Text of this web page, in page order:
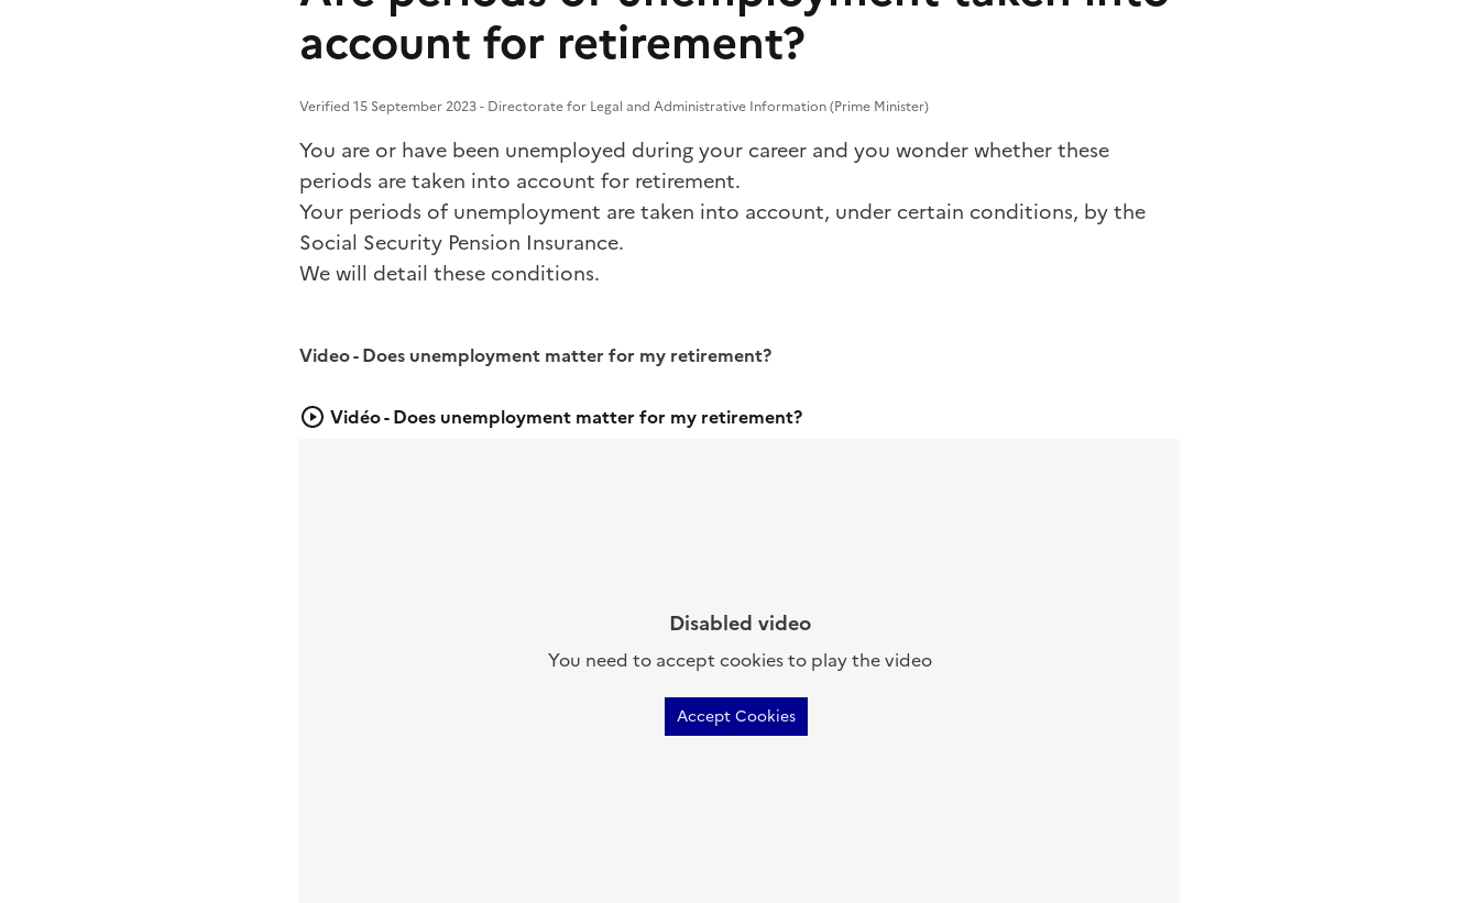
account for retirement?
Verified 15 September 2023 - Directorate for Legal and Administrative Information (Prime Minister)
You are or have been unemployed during your career and you wonder whether these
periods are taken into account for retirement.
Your periods of unemployment are taken into account, under certain conditions, by the
Social Security Pension Insurance.
We will detail these conditions.
Video - Does unemployment matter for my retirement?
Vidéo - Does unemployment matter for my retirement?
Disabled video
You need to accept cookies to play the video
Accept Cookies